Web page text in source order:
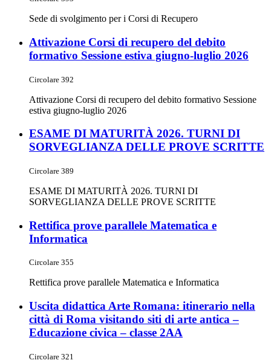
Sede di svolgimento per i Corsi di Recupero
Attivazione Corsi di recupero del debito
formativo Sessione estiva giugno-luglio 2026
Circolare 392
Attivazione Corsi di recupero del debito formativo Sessione
estiva giugno-luglio 2026
ESAME DI MATURITÀ 2026. TURNI DI
SORVEGLIANZA DELLE PROVE SCRITTE
Circolare 389
ESAME DI MATURITÀ 2026. TURNI DI
SORVEGLIANZA DELLE PROVE SCRITTE
Rettifica prove parallele Matematica e
Informatica
Circolare 355
Rettifica prove parallele Matematica e Informatica
Uscita didattica Arte Romana: itinerario nella
città di Roma visitando siti di arte antica –
Educazione civica – classe 2AA
Circolare 321